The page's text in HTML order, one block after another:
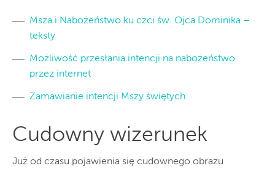
Msza i Nabożeństwo ku czci św. Ojca Dominika –
teksty
Możliwość przesłania intencji na nabożeństwo
przez internet
Zamawianie intencji Mszy świętych
Cudowny wizerunek
Już od czasu pojawienia się cudownego obrazu